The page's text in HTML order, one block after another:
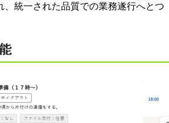
、統一された品質での業務遂行へとつ